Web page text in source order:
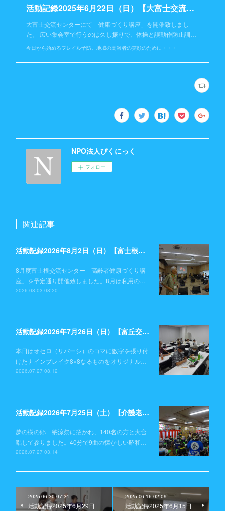
活動記録2025年6月22日（日）【大富士交流センター】
大富士交流センターにて「健康づくり講座」を開催致しまし
た。 広い集会室で行うのは久し振りで、体操と誤動作防止訓…
今日から始めるフレイル予防。地域の高齢者の笑顔のために・・・
NPO法人ぴくにっく
フォロー
関連記事
活動記録2026年8月2日（日）【富士根交流センター】
8月度富士根交流センター「高齢者健康づくり講
座」を予定通り開催致しました。8月は私用の…
2026.08.03 08:20
活動記録2026年7月26日（日）【富丘交流センター】
本日はオセロ（リバーシ）のコマに数字を張り付
けたナインブレイク8×8なるものをオリジナル…
2026.07.27 08:12
活動記録2026年7月25日（土）【介護老人保健施設 夢の樹の郷】
夢の樹の郷 納涼祭に招かれ、140名の方と大合
唱して参りました。40分で9曲の懐かしい昭和…
2026.07.27 03:14
2025.06.30 07:34
活動記録2025年6月29日
2025.06.16 02:09
活動記録2025年6月15日